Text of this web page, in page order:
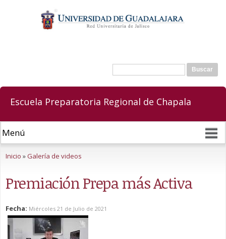
contenido
principal
Formulario de búsqueda
Buscar
Escuela Preparatoria Regional de Chapala
Inicio »Galería de videos
Premiación Prepa más Activa
Fecha: Miércoles 21 de Julio de 2021